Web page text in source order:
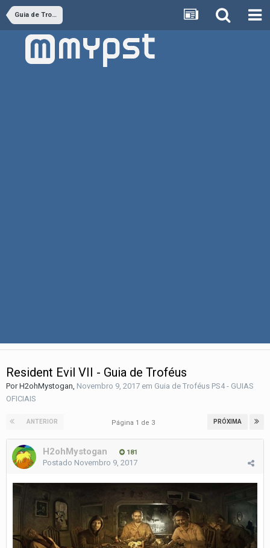
Guia de Troféus PS4 - GUIAS OFICIAIS
Resident Evil VII - Guia de Troféus
PorH2ohMystogan, Novembro 9, 2017 em Guia de Troféus PS4 - GUIAS
OFICIAIS
ANTERIOR PRÓXIMA
Página 1 de 3
H2ohMystogan 181
Postado Novembro 9, 2017